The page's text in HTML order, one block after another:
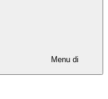
Menu di